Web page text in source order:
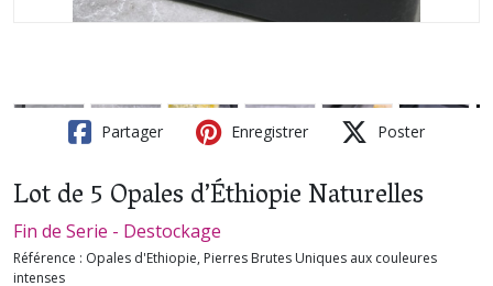
Partager Enregistrer Poster
Lot de 5 Opales d’Éthiopie Naturelles
Fin de Serie - Destockage
Référence : Opales d'Ethiopie, Pierres Brutes Uniques aux couleures
intenses